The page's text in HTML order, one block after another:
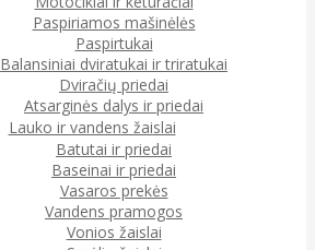
Paspiriamos mašinėlės
Paspirtukai
Balansiniai dviratukai ir triratukai
Dviračių priedai
Atsarginės dalys ir priedai
Lauko ir vandens žaislai
Batutai ir priedai
Baseinai ir priedai
Vasaros prekės
Vandens pramogos
Vonios žaislai